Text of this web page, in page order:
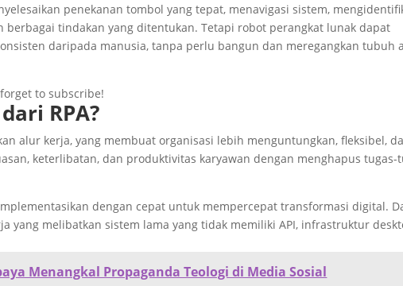
penekanan tombol yang tepat, menavigasi sistem,
berbagai tindakan yang ditentukan. Tetapi robot perangkat lunak dapat
daripada manusia, tanpa perlu bangun dan meregangkan tubuh
to subscribe!
RPA?
alur kerja, yang membuat organisasi lebih menguntungkan, fleksibel,
keterlibatan, dan produktivitas karyawan dengan menghapus tugas-
dengan cepat untuk mempercepat transformasi digital.
yang melibatkan sistem lama yang tidak memiliki API, infrastruktur
Menangkal Propaganda Teologi di Media Sosial